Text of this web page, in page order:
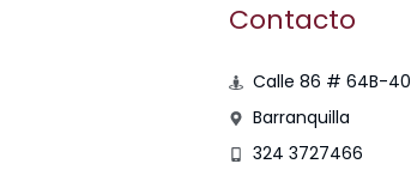
Contacto
Calle 86 # 64B-40
Barranquilla
324 3727466